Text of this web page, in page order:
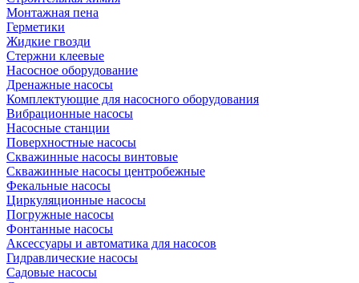
Монтажная пена
Герметики
Жидкие гвозди
Стержни клеевые
Насосное оборудование
Дренажные насосы
Комплектующие для насосного оборудования
Вибрационные насосы
Насосные станции
Поверхностные насосы
Скважинные насосы винтовые
Скважинные насосы центробежные
Фекальные насосы
Циркуляционные насосы
Погружные насосы
Фонтанные насосы
Аксессуары и автоматика для насосов
Гидравлические насосы
Садовые насосы